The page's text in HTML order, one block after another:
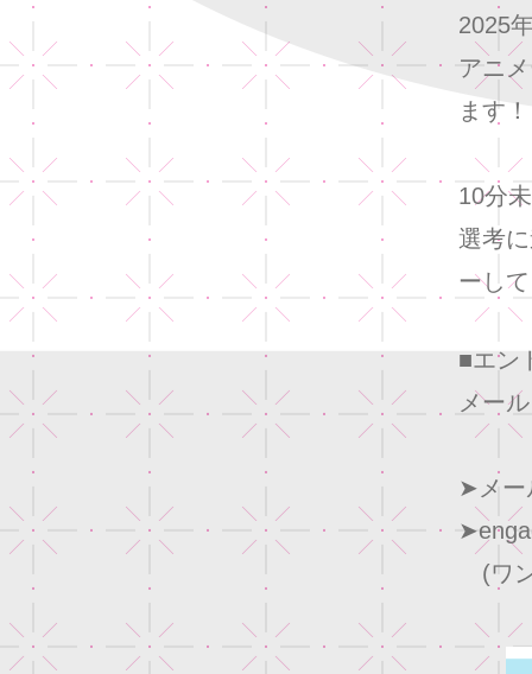
2025
アニ
ます！
10分
選考
ーし
■エン
メー
➤メー
(ワ